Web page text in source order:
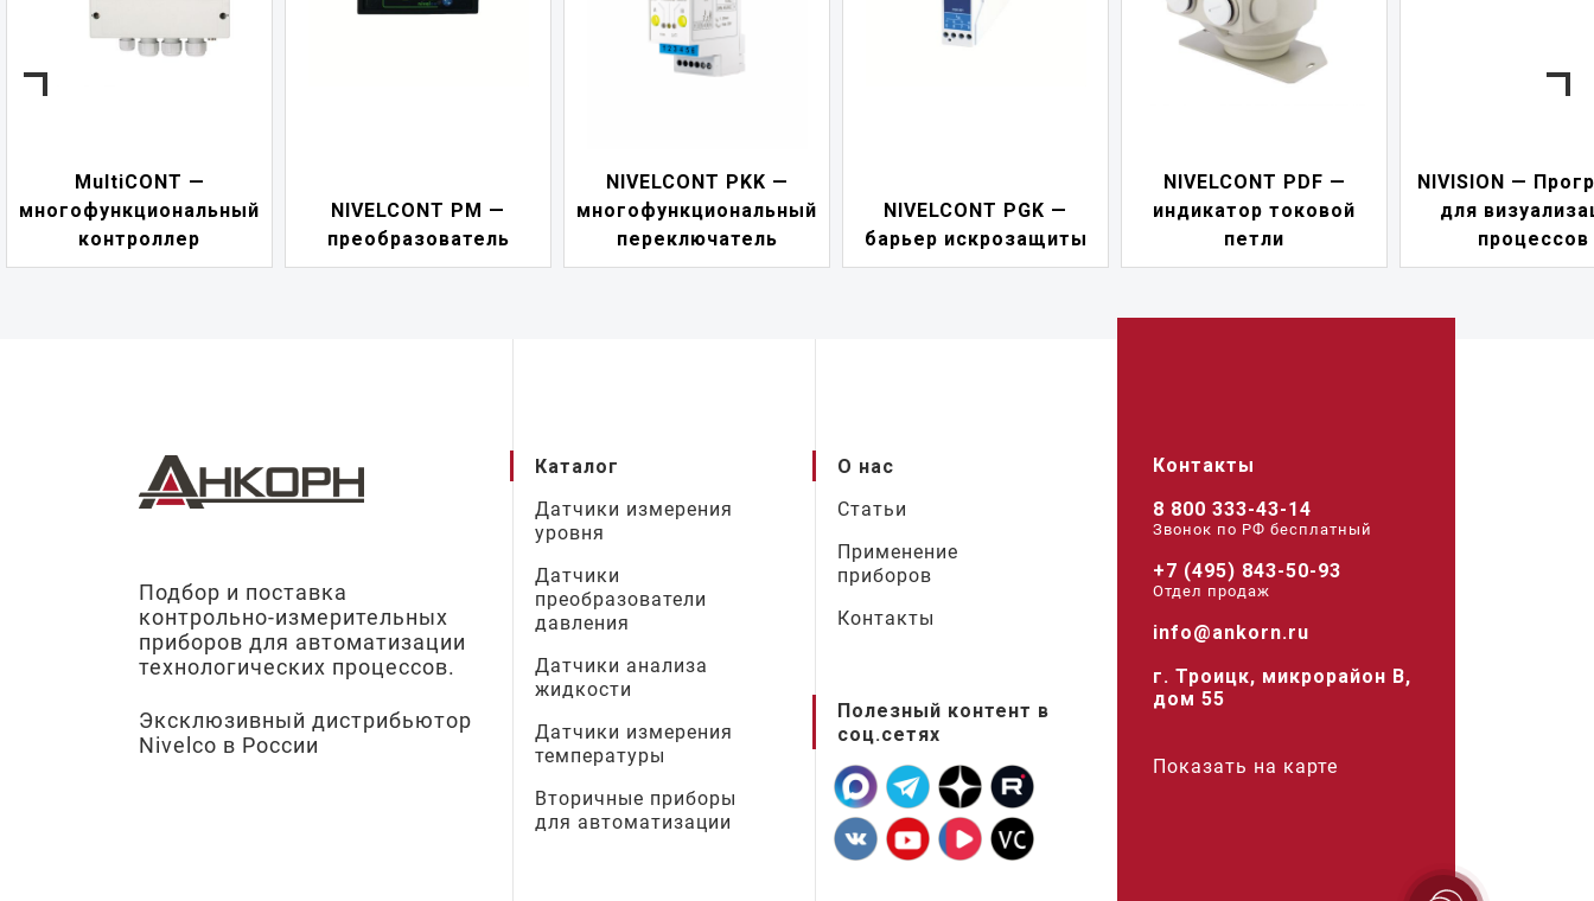
NIVELCONT PM —
преобразователь
многофункциональный
переключатель
NIVELCONT PGK —
барьер искрозащиты
индикатор токовой
петли
NIVISION — Программа
для визуализации
процессов
NIPOWER —
питания
Подбор и поставка
контрольно-измерительных
приборов для автоматизации
технологических процессов.
Эксклюзивный дистрибьютор
Nivelco в России
Каталог
Датчики измерения
уровня
Датчики
преобразователи
давления
Датчики анализа
жидкости
Датчики измерения
температуры
Вторичные приборы
для автоматизации
О нас
Статьи
Применение
приборов
Контакты
Полезный контент в
соц.сетях
Контакты
8 800 333-43-14
Звонок по РФ беcплатный
+7 (495) 843-50-93
Отдел продаж
info@ankorn.ru
г. Троицк, микрорайон В,
дом 55
Показать на карте